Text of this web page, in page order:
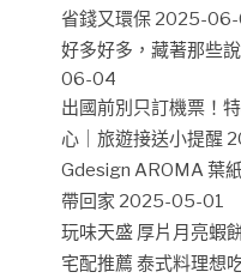
省錢又環保 2025-
好多好多，藏著那些
06-04
出國前別只訂機票！
心｜旅遊接送小提醒
Gdesign AROMA 葉
帶回家 2025-05-01
玩味天盛 厚片月亮蝦
宅配推薦 泰式料理想